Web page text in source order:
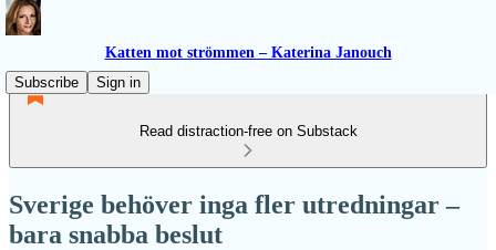
Katten mot strömmen – Katerina Janouch
Subscribe
Sign in
Read distraction-free on Substack
Sverige behöver inga fler utredningar –
bara snabba beslut